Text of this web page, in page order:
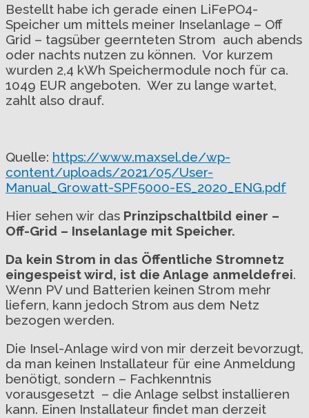
Bestellt habe ich gerade einen LiFePO4-
Speicher um mittels meiner Inselanlage – Off
Grid – tagsüber geernteten Strom auch abends
oder nachts nutzen zu können. Vor kurzem
wurden 2,4 kWh Speichermodule noch für ca.
1049 EUR angeboten. Wer zu lange wartet,
zahlt also drauf.
Quelle: https://www.maxsel.de/wp-
content/uploads/2021/05/User-
Manual_Growatt-SPF5000-ES_2020_ENG.pdf
Hier sehen wir das Prinzipschaltbild einer –
Off-Grid – Inselanlage mit Speicher.
Da kein Strom in das Öffentliche Stromnetz
eingespeist wird, ist die Anlage anmeldefrei.
Wenn PV und Batterien keinen Strom mehr
liefern, kann jedoch Strom aus dem Netz
bezogen werden.
Die Insel-Anlage wird von mir derzeit bevorzugt,
da man keinen Installateur für eine Anmeldung
benötigt, sondern – Fachkenntnis
vorausgesetzt – die Anlage selbst installieren
kann. Einen Installateur findet man derzeit